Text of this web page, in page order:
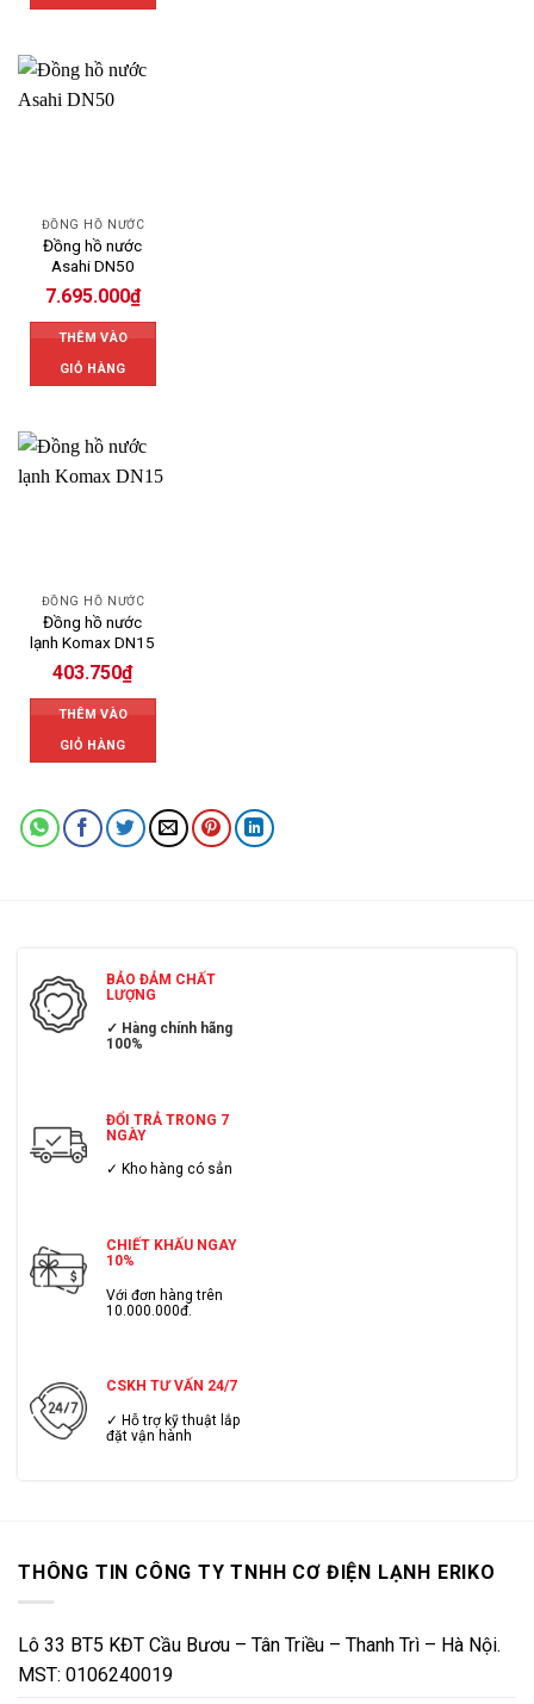
ĐỒNG HỒ NƯỚC
Đồng hồ nước
Asahi DN50
7.695.000₫
THÊM VÀO
GIỎ HÀNG
ĐỒNG HỒ NƯỚC
Đồng hồ nước
lạnh Komax DN15
403.750₫
THÊM VÀO
GIỎ HÀNG
BẢO ĐẢM CHẤT
LƯỢNG
✓ Hàng chính hãng
100%
ĐỔI TRẢ TRONG 7
NGÀY
✓ Kho hàng có sẳn
CHIẾT KHẤU NGAY
10%
Với đơn hàng trên
10.000.000đ.
CSKH TƯ VẤN 24/7
✓ Hỗ trợ kỹ thuật lắp
đặt vận hành
THÔNG TIN CÔNG TY TNHH CƠ ĐIỆN LẠNH ERIKO
Lô 33 BT5 KĐT Cầu Bươu – Tân Triều – Thanh Trì – Hà Nội.
MST: 0106240019